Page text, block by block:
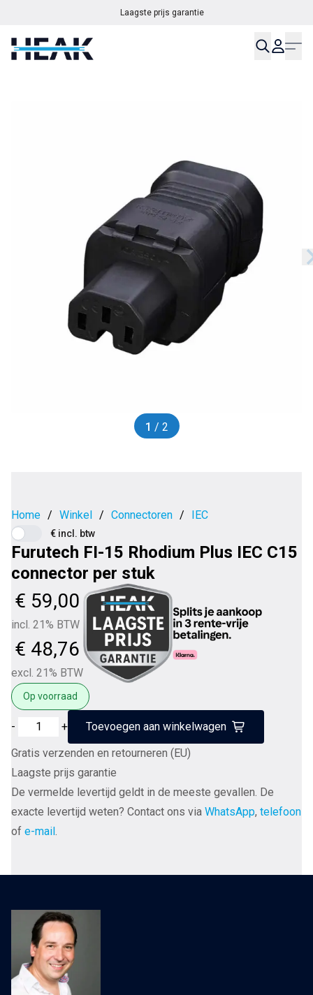
Laagste prijs garantie
1 / 2
Home / Winkel / Connectoren / IEC
€ incl. btw
Furutech FI-15 Rhodium Plus IEC C15
connector per stuk
€ 59,00
incl. 21% BTW
€ 48,76
excl. 21% BTW
Op voorraad
Furutech
FI-
15
Rhodium
IEC
aantal
- +
Toevoegen aan winkelwagen
Gratis verzenden en retourneren (EU)
Laagste prijs garantie
De vermelde levertijd geldt in de meeste gevallen. De
exacte levertijd weten? Contact ons via WhatsApp, telefoon
of e-mail.